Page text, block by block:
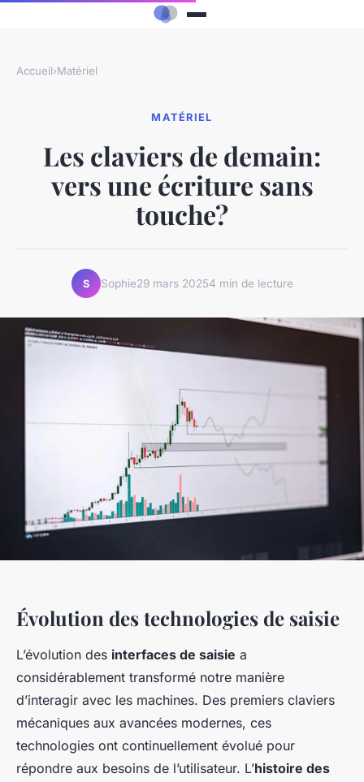
Accueil›Matériel
MATÉRIEL
Les claviers de demain:
vers une écriture sans
touche?
S Sophie29 mars 20254 min de lecture
Évolution des technologies de saisie
L’évolution des interfaces de saisie a
considérablement transformé notre manière
d’interagir avec les machines. Des premiers claviers
mécaniques aux avancées modernes, ces
technologies ont continuellement évolué pour
répondre aux besoins de l’utilisateur. L’histoire des